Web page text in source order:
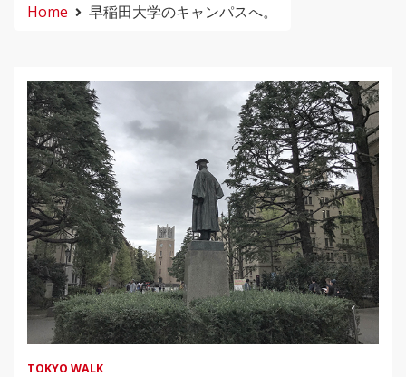
Home 早稲田大学のキャンパスへ。
TOKYO WALK